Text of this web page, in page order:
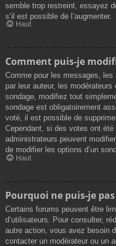
semble trop restreint, essayez
s’il est possible de l’augmenter.
Haut
Comment puis-je
Comme pour les messages,
par leur auteur, les
sondage, modifiez tout
sondage est obligatoirement
voté, il est possible de
Cependant, si des votes ont
administrateurs peuvent
de modifier les options d’un
Haut
Pourquoi ne puis-je
Certains forums peuvent être
d’utilisateurs. Pour consulter,
autre action, vous avez besoin
contacter un modérateur ou un